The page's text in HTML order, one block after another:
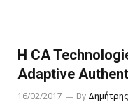
H CA
Adaptive
16/02/2017 By